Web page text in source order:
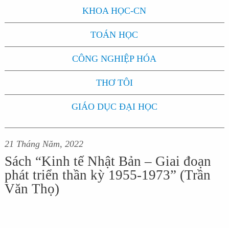
KHOA HỌC-CN
TOÁN HỌC
CÔNG NGHIỆP HÓA
THƠ TÔI
GIÁO DỤC ĐẠI HỌC
21 Tháng Năm, 2022
Sách “Kinh tế Nhật Bản – Giai đoạn
phát triển thần kỳ 1955-1973” (Trần
Văn Thọ)